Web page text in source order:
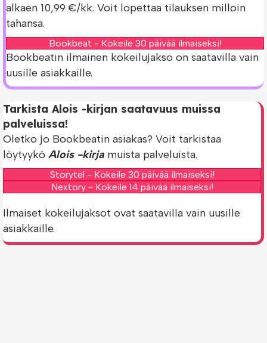
alkaen 10,99 €/kk. Voit lopettaa tilauksen milloin
tahansa.
Bookbeat - Kokeile 30 päivää ilmaiseksi!
Bookbeatin ilmainen kokeilujakso on saatavilla vain
uusille asiakkaille.
Tarkista Alois -kirjan saatavuus muissa
palveluissa!
Oletko jo Bookbeatin asiakas? Voit tarkistaa
löytyykö Alois -kirja muista palveluista.
Storytel - Kokeile 30 päivää ilmaiseksi!
Nextory - Kokeile 14 päivää ilmaiseksi!
Ilmaiset kokeilujaksot ovat saatavilla vain uusille
asiakkaille.